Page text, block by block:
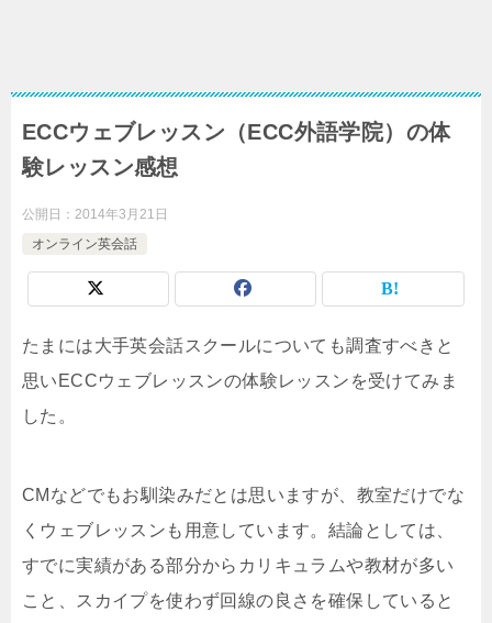
ECCウェブレッスン（ECC外語学院）の体
験レッスン感想
公開日： 2014年3月21日
オンライン英会話
たまには大手英会話スクールについても調査すべきと
思いECCウェブレッスンの体験レッスンを受けてみま
した。
CMなどでもお馴染みだとは思いますが、教室だけでな
くウェブレッスンも用意しています。結論としては、
すでに実績がある部分からカリキュラムや教材が多い
こと、スカイプを使わず回線の良さを確保していると